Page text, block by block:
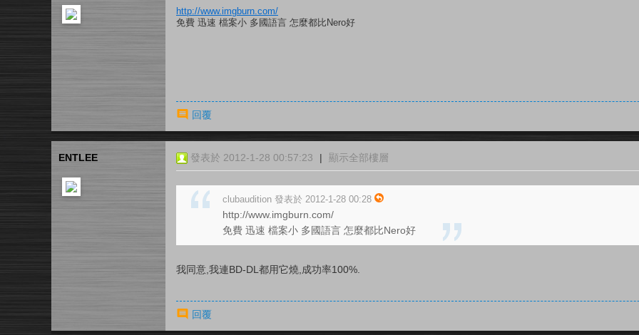
http://www.imgburn.com/
免費 迅速 檔案小 多國語言 怎麼都比Nero好
回覆
ENTLEE 發表於 2012-1-28 00:57:23 | 顯示全部樓層
clubaudition 發表於 2012-1-28 00:28
http://www.imgburn.com/
免費 迅速 檔案小 多國語言 怎麼都比Nero好
我同意,我連BD-DL都用它燒,成功率100%.
回覆